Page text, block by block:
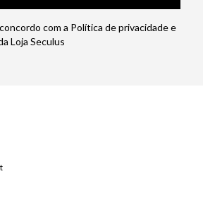
com a Política de privacidade e
Loja Seculus